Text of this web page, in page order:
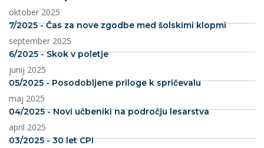
oktober 2025
7/2025 - Čas za nove zgodbe med šolskimi klopmi
september 2025
6/2025 - Skok v poletje
junij 2025
05/2025 - Posodobljene priloge k spričevalu
maj 2025
04/2025 - Novi učbeniki na področju lesarstva
april 2025
03/2025 - 30 let CPI